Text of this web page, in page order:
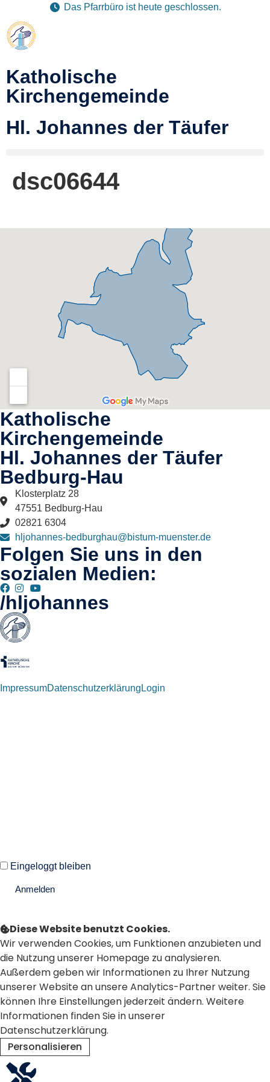
Das Pfarrbüro ist heute geschlossen.
Katholische
Kirchengemeinde
Hl. Johannes der Täufer
dsc06644
Katholische
Kirchengemeinde
Hl. Johannes der Täufer
Bedburg-Hau​
Klosterplatz 28
47551 Bedburg-Hau
02821 6304
hljohannes-bedburghau@bistum-muenster.de
Folgen Sie uns in den
sozialen Medien:
/hljohannes
ImpressumDatenschutzerklärung Login
Eingeloggt bleiben
Anmelden
Diese Website benutzt Cookies.
Wir verwenden Cookies, um Funktionen anzubieten und
die Nutzung unserer Homepage zu analysieren.
Außerdem geben wir Informationen zu Ihrer Nutzung
unserer Website an unsere Analytics-Partner weiter. Sie
können Ihre Einstellungen jederzeit ändern. Weitere
Informationen finden Sie in unserer
Datenschutzerklärung.
Personalisieren